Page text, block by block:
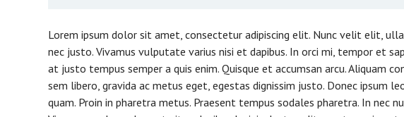
Lorem ipsum dolor sit amet, consectetur adipiscing elit. Nunc velit elit,
nec justo. Vivamus vulputate varius nisi et dapibus. In orci mi, tempor et
at justo tempus semper a quis enim. Quisque et accumsan arcu. Aliquam
sem libero, gravida ac metus eget, egestas dignissim justo. Donec ipsum
quam. Proin in pharetra metus. Praesent tempus sodales pharetra. In nec